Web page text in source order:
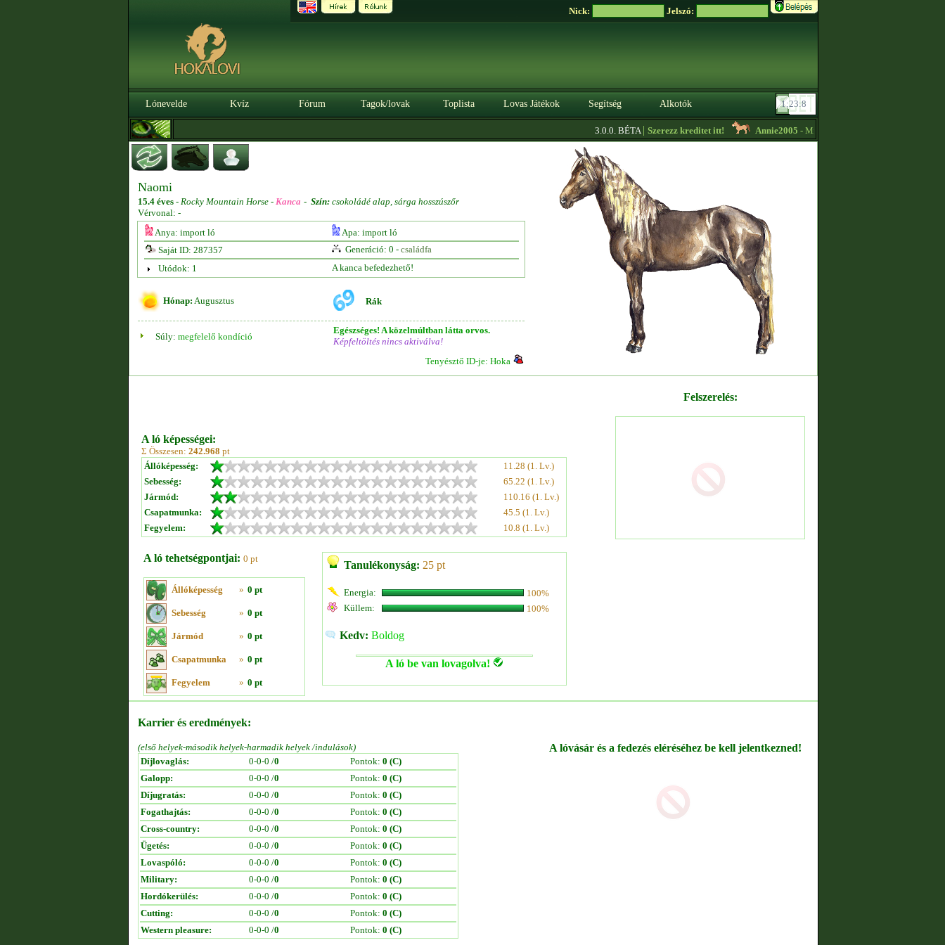
Nick: Jelszó:
Lónevelde Kvíz Fórum Tagok/lovak Toplista Lovas Játékok Segítség Alkotók
3.0.0. BÉTA|Szerezz kreditet itt! Annie2005- Mitikus importok alacsony áron
Naomi
15.4 éves - Rocky Mountain Horse - Kanca - Szín: csokoládé alap, sárga hosszúszőr
Vérvonal: -
Anya: import ló
Apa: import ló
Saját ID: 287357
Generáció: 0 - családfa
Utódok: 1
A kanca befedezhető!
Hónap: Augusztus Rák
Súly: megfelelő kondíció
Egészséges! A közelmúltban látta orvos.
Képfeltöltés nincs aktiválva!
Tenyésztő ID-je: Hoka
A ló képességei:
Σ Összesen: 242.968 pt
Állóképesség:
11.28 (1. Lv.)
Sebesség:
65.22 (1. Lv.)
Jármód:
110.16 (1. Lv.)
Csapatmunka:
45.5 (1. Lv.)
Fegyelem:
10.8 (1. Lv.)
A ló tehetségpontjai: 0 pt
Állóképesség » 0 pt
Sebesség » 0 pt
Jármód » 0 pt
Csapatmunka » 0 pt
Fegyelem » 0 pt
Tanulékonyság: 25 pt
Energia:
100%
Küllem:
100%
Kedv: Boldog
A ló be van lovagolva!
Felszerelés:
Karrier és eredmények:
(első helyek-második helyek-harmadik helyek /indulások)
Díjlovaglás:
0-0-0 /0 Pontok: 0 (C)
Galopp:
0-0-0 /0 Pontok: 0 (C)
Díjugratás:
0-0-0 /0 Pontok: 0 (C)
Fogathajtás:
0-0-0 /0 Pontok: 0 (C)
Cross-country:
0-0-0 /0 Pontok: 0 (C)
Ügetés:
0-0-0 /0 Pontok: 0 (C)
Lovaspóló:
0-0-0 /0 Pontok: 0 (C)
Military:
0-0-0 /0 Pontok: 0 (C)
Hordókerülés:
0-0-0 /0 Pontok: 0 (C)
Cutting:
0-0-0 /0 Pontok: 0 (C)
Western pleasure:
0-0-0 /0 Pontok: 0 (C)
A lóvásár és a fedezés eléréséhez be kell jelentkezned!